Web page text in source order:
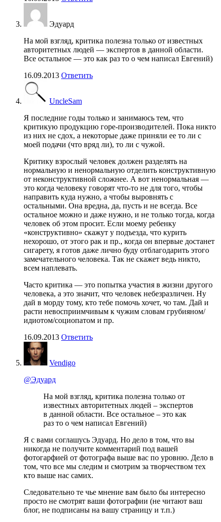
Эдуард
На мой взгляд, критика полезна только от известных
авторитетных людей — экспертов в данной области.
Все остальное — это как раз то о чем написал Евгений)
16.09.2013 Ответить
UncleSam
Я последние годы только и занимаюсь тем, что
критикую продукцию горе-производителей. Пока никто
из них не сдох, а некоторые даже приняли ее то ли с
моей подачи (что вряд ли), то ли с чужой.
Критику взрослый человек должен разделять на
нормальную и ненормальную отделить конструктивную
от неконструктивной сложнее. А вот ненормальная —
это когда человеку говорят что-то не для того, чтобы
направить куда нужно, а чтобы выровнять с
остальными. Она вредна, да, пусть и не всегда. Все
остальное можно и даже нужно, и не только тогда, когда
человек об этом просит. Если моему ребенку
«конструктивно» скажут у подъезда, что курить
нехорошо, от этого рак и пр., когда он впервые достанет
сигарету, я готов даже лично буду отблагодарить этого
замечательного человека. Так не скажет ведь никто,
всем наплевать.
Часто критика — это попытка участия в жизни другого
человека, а это значит, что человек небезразличен. Ну
дай в морду тому, кто тебе помочь хочет, чо там. Дай и
расти невосприимчивым к чужим словам грубияном/
идиотом/социопатом и пр.
16.09.2013 Ответить
Vendigo
@Эдуард
На мой взгляд, критика полезна только от
известных авторитетных людей – экспертов
в данной области. Все остальное – это как
раз то о чем написал Евгений)
Я с вами соглашусь Эдуард. Но дело в том, что вы
никогда не получите комментарий под вашей
фотогарфией от фотографа выше вас по уровню. Дело в
том, что все мы следим и смотрим за творчеством тех
кто выше нас самих.
Следовательно те чье мнение вам было бы интересно
просто не смотрят ваши фотографии (не читают ваш
блог, не подписаны на вашу страницу и т.п.)